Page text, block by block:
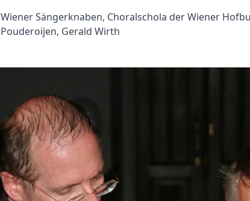
Wiener Sängerknaben, Choralschola der Wiener
Pouderoijen, Gerald Wirth